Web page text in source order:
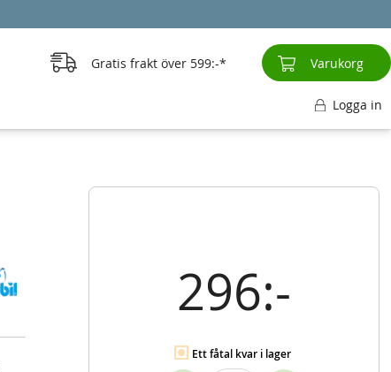
296:-
Ett fåtal kvar i lager
Gratis frakt över 599:- Varukorg
Logga in